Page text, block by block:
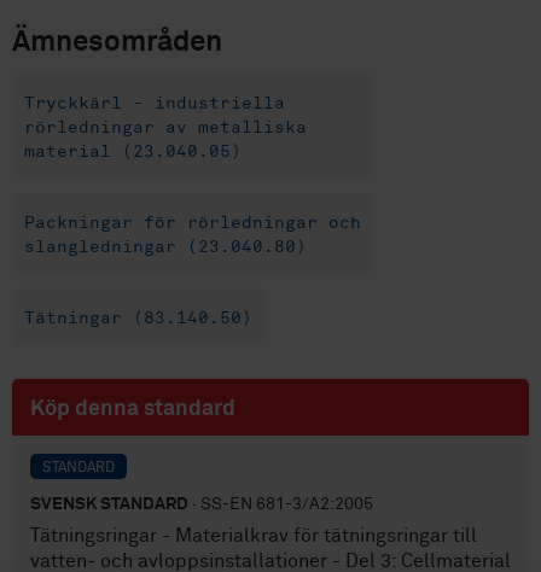
Ämnesområden
Tryckkärl - industriella
rörledningar av metalliska
material (23.040.05)
Packningar för rörledningar och
slangledningar (23.040.80)
Tätningar (83.140.50)
Köp denna standard
STANDARD
SVENSK STANDARD · SS-EN 681-3/A2:2005
Tätningsringar - Materialkrav för tätningsringar till
vatten- och avloppsinstallationer - Del 3: Cellmaterial